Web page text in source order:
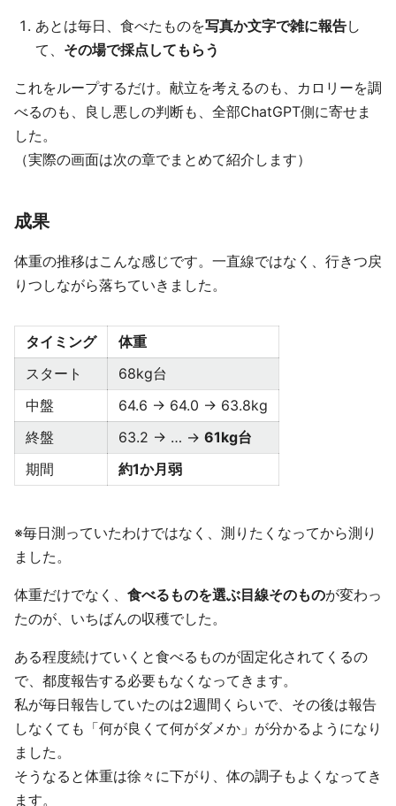
あとは毎日、食べたものを写真か文字で雑に報告し
て、 その場で採点してもらう
これをループするだけ。献立を考えるのも、カロリーを調
べるのも、良し悪しの判断も、全部ChatGPT側に寄せま
した。
（実際の画面は次の章でまとめて紹介します）
成果
体重の推移はこんな感じです。一直線ではなく、行きつ戻
りつしながら落ちていきました。
タイミング
体重
スタート
68kg台
中盤
64.6 → 64.0 → 63.8kg
終盤
63.2 → … → 61kg台
期間
約1か月弱
※毎日測っていたわけではなく、測りたくなってから測り
ました。
体重だけでなく、 食べるものを選ぶ目線そのものが変わっ
たのが、いちばんの収穫でした。
ある程度続けていくと食べるものが固定化されてくるの
で、都度報告する必要もなくなってきます。
私が毎日報告していたのは2週間くらいで、その後は報告
しなくても「何が良くて何がダメか」が分かるようになり
ました。
そうなると体重は徐々に下がり、体の調子もよくなってき
ます。